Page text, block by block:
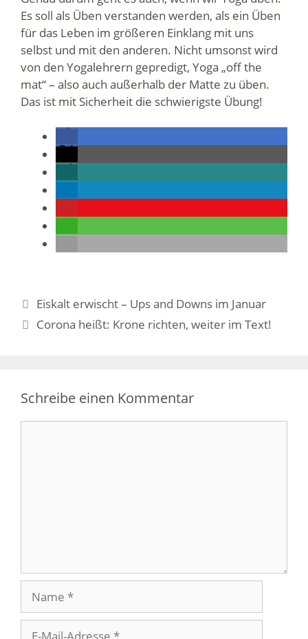
Es soll als Üben verstanden werden, als ein Üben
für das Leben im größeren Einklang mit uns
selbst und mit den anderen. Nicht umsonst wird
von den Yogalehrern gepredigt, Yoga „off the
mat“ – also auch außerhalb der Matte zu üben.
Das ist mit Sicherheit die schwierigste Übung!
Eiskalt erwischt – Ups and Downs im Januar
Corona heißt: Krone richten, weiter im Text!
Schreibe einen Kommentar